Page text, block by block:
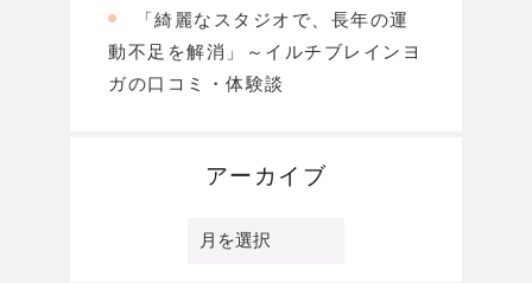
「綺麗なスタジオで、長年の運
動不足を解消」～イルチブレインヨ
ガの口コミ・体験談
アーカイブ
ー